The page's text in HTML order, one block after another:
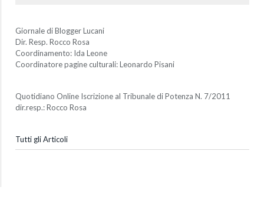
Giornale di Blogger Lucani
Dir. Resp. Rocco Rosa
Coordinamento: Ida Leone
Coordinatore pagine culturali: Leonardo Pisani
Quotidiano Online Iscrizione al Tribunale di Potenza N. 7/2011
dir.resp.: Rocco Rosa
Tutti gli Articoli